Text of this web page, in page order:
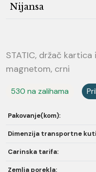
Nijansa
STATIC, držač
magnetom, crni
530 na zalihama
Pakovanje(kom):
Dimenzija transportne
Carinska tarifa:
Zemlja porekla: